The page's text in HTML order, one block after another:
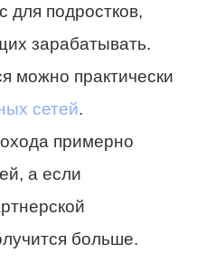
для подростков,
зарабатывать.
можно практически
сетей.
примерно
а если
больше.